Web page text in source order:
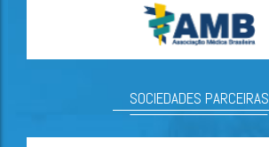
SOCIEDADES PARCEIRAS